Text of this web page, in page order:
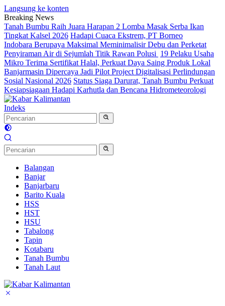
Langsung ke konten
Breaking News
Tanah Bumbu Raih Juara Harapan 2 Lomba Masak Serba Ikan
Tingkat Kalsel 2026 Hadapi Cuaca Ekstrem, PT Borneo
Indobara Berupaya Maksimal Meminimalisir Debu dan Perketat
Penyiraman Air di Sejumlah Titik Rawan Polusi 19 Pelaku Usaha
Mikro Terima Sertifikat Halal, Perkuat Daya Saing Produk Lokal
Banjarmasin Dipercaya Jadi Pilot Project Digitalisasi Perlindungan
Sosial Nasional 2026 Status Siaga Darurat, Tanah Bumbu Perkuat
Kesiapsiagaan Hadapi Karhutla dan Bencana Hidrometeorologi
Indeks
Balangan
Banjar
Banjarbaru
Barito Kuala
HSS
HST
HSU
Tabalong
Tapin
Kotabaru
Tanah Bumbu
Tanah Laut